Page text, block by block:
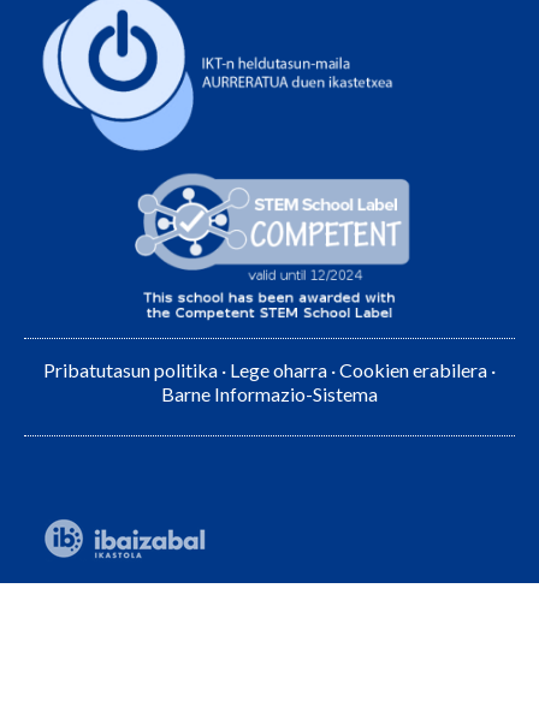
Pribatutasun politika · Lege oharra ·Cookien erabilera ·
Barne Informazio-Sistema